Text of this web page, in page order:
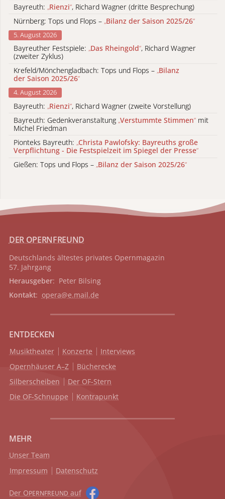
Bayreuth: „Rienzi“, Richard Wagner (dritte Besprechung)
Nürnberg: Tops und Flops – „Bilanz der Saison 2025/26“
5. August 2026
Bayreuther Festspiele: „Das Rheingold“, Richard Wagner
(zweiter Zyklus)
Krefeld/Mönchengladbach: Tops und Flops – „Bilanz
der Saison 2025/26“
4. August 2026
Bayreuth: „Rienzi“, Richard Wagner (zweite Vorstellung)
Bayreuth: Gedenkveranstaltung „Verstummte Stimmen“ mit
Michel Friedman
Pionteks Bayreuth: „Christa Pawlofsky: Bayreuths große
Verpflichtung - Die Festspielzeit im Spiegel der Presse“
Gießen: Tops und Flops – „Bilanz der Saison 2025/26“
DER OPERNFREUND
Deutschlands ältestes privates Opernmagazin
57. Jahrgang
Herausgeber: Peter Bilsing
Kontakt: opera@e.mail.de
ENTDECKEN
Musiktheater Konzerte
Interviews
Opernhäuser A–Z
Bücherecke
Silberscheiben
Der OF-Stern
Die OF-Schnuppe
Kontrapunkt
MEHR
Unser Team
Impressum
Datenschutz
Der OPERNFREUND auf